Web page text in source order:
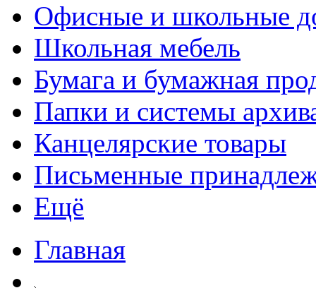
Офисные и школьные
Школьная мебель
Бумага и бумажная
Папки и системы
Канцелярские товары
Письменные
Ещё
Главная